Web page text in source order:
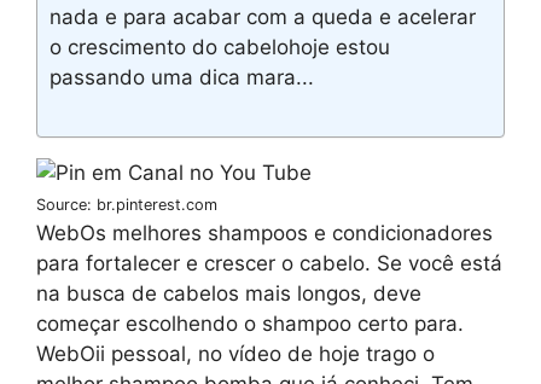
nada e para acabar com a queda e acelerar
o crescimento do cabelohoje estou
passando uma dica mara...
Source: br.pinterest.com
WebOs melhores shampoos e condicionadores
para fortalecer e crescer o cabelo. Se você está
na busca de cabelos mais longos, deve
começar escolhendo o shampoo certo para.
WebOii pessoal, no vídeo de hoje trago o